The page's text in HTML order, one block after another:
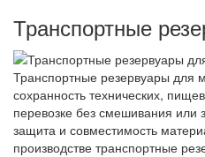
Транспортные
Транспортные резервуары для
сохранность технических,
перевозке без смешивания или
защита и совместимость
производстве транспортные